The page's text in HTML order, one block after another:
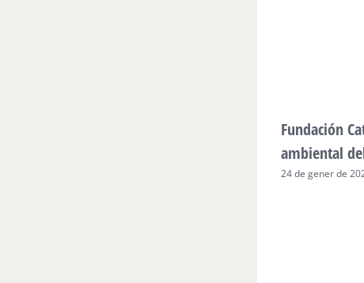
Fundación
ambiental
24 de gener de